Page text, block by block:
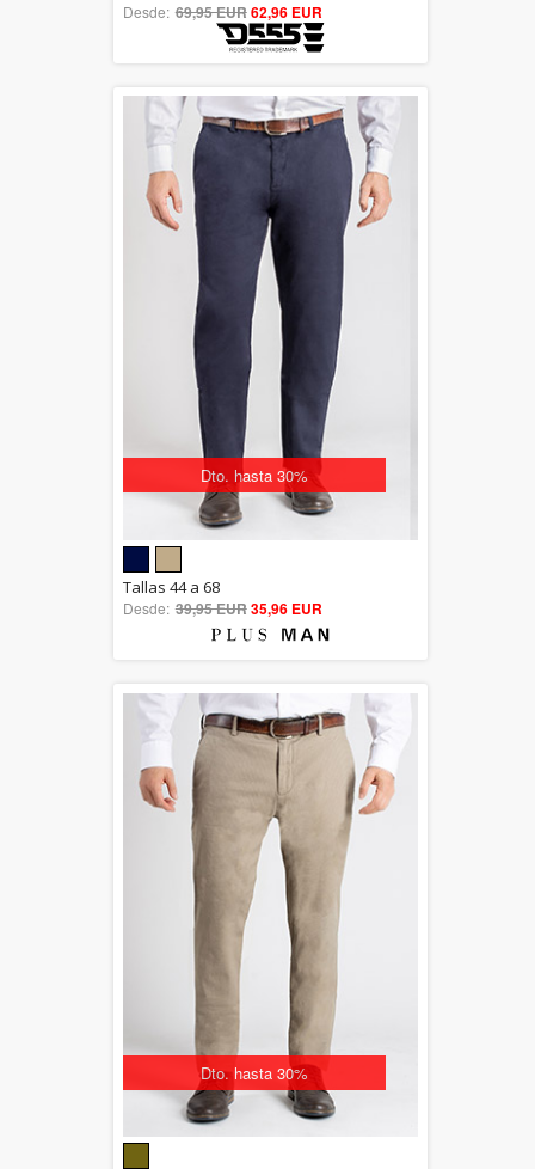
out of 5
Desde: 69,95 EUR62,96 EUR
Dto. hasta 30%
out of 5
Tallas 44 a 68
Desde: 39,95 EUR35,96 EUR
Dto. hasta 30%